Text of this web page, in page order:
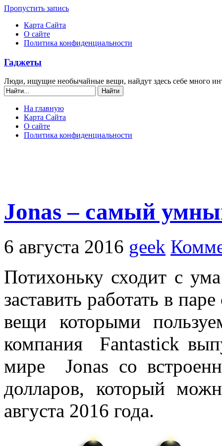
Пропустить запись
Карта Сайта
О сайте
Политика конфиденциальности
Гаджеты
Люди, ищущие необычайные вещи, найдут здесь себе много
На главную
Карта Сайта
О сайте
Политика конфиденциальности
Jonas – самый
6 августа 2016 geek
Потихоньку сходит с
заставить работать в
вещи которыми
компания Fantastick
мире Jonas со
долларов, который
августа 2016 года.